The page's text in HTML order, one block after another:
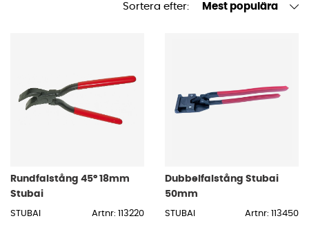
Sortera efter:
Mest populära
Rundfalstång 45° 18mm
Stubai
STUBAI Artnr: 113220
Dubbelfalstång Stubai
50mm
STUBAI Artnr: 113450